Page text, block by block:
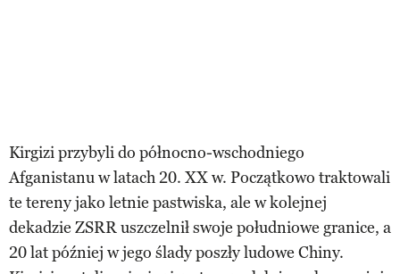
Kirgizi przybyli do północno-wschodniego
Afganistanu w latach 20. XX w. Początkowo traktowali
te tereny jako letnie pastwiska, ale w kolejnej
dekadzie ZSRR uszczelnił swoje południowe granice, a
20 lat później w jego ślady poszły ludowe Chiny.